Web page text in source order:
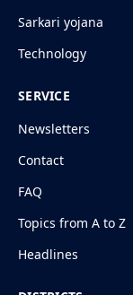
Sarkari yojana
Technology
SERVICE
Newsletters
Contact
FAQ
Topics from A to Z
Headlines